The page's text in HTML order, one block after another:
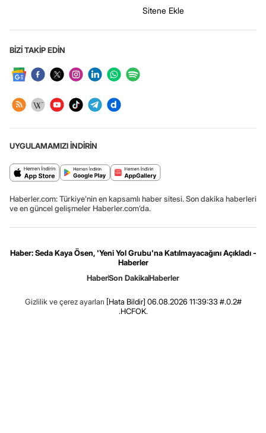
Sitene Ekle
BİZİ TAKİP EDİN
UYGULAMAMIZI İNDİRİN
Haberler.com: Türkiye’nin en kapsamlı haber sitesi. Son dakika haberleri
ve en güncel gelişmeler Haberler.com’da.
Haber: Seda Kaya Ösen, 'Yeni Yol Grubu'na Katılmayacağını Açıkladı -
Haberler
HaberSon DakikaHaberler
Gizlilik ve çerez ayarları [Hata Bildir] 06.08.2026 11:39:33 #.0.2#
.HCFOK.